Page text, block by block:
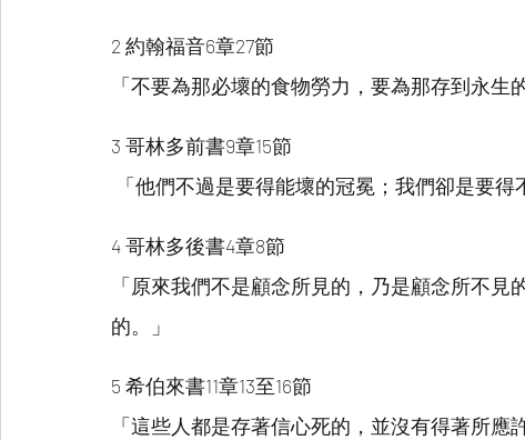
2 約翰福音6章27節
「不要為那必壞的食物勞力，要為那存到永生
3 哥林多前書9章15節
「他們不過是要得能壞的冠冕；我們卻是要得
4 哥林多後書4章8節
「原來我們不是顧念所見的，乃是顧念所不
的。」
5 希伯來書11章13至16節
「這些人都是存著信心死的，並沒有得著所